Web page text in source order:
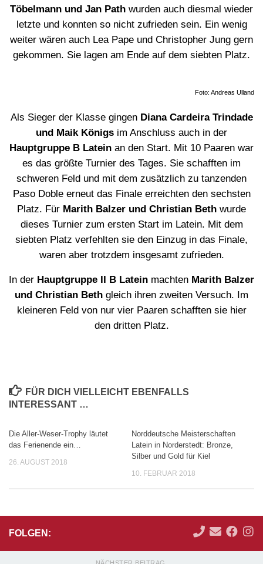
Töbelmann und Jan Path wurden auch diesmal wieder
letzte und konnten so nicht zufrieden sein. Ein wenig
weiter wären auch Lea Pape und Christopher Jung gern
gekommen. Sie lagen am Ende auf dem siebten Platz.
Foto: Andreas Ulland
Als Sieger der Klasse gingen Diana Cardeira Trindade
und Maik Königs im Anschluss auch in der
Hauptgruppe B Latein an den Start. Mit 10 Paaren war
es das größte Turnier des Tages. Sie schafften im
schweren Feld und mit dem zusätzlich zu tanzenden
Paso Doble erneut das Finale erreichten den sechsten
Platz. Für Marith Balzer und Christian Beth wurde
dieses Turnier zum ersten Start im Latein. Mit dem
siebten Platz verfehlten sie den Einzug in das Finale,
waren aber trotzdem insgesamt zufrieden.
In der Hauptgruppe II B Latein machten Marith Balzer
und Christian Beth gleich ihren zweiten Versuch. Im
kleineren Feld von nur vier Paaren schafften sie hier
den dritten Platz.
FÜR DICH VIELLEICHT EBENFALLS
INTERESSANT …
Die Aller-Weser-Trophy läutet
das Ferienende ein…
26. AUGUST 2018
Norddeutsche Meisterschaften
Latein in Norderstedt: Bronze,
Silber und Gold für Kiel
10. FEBRUAR 2018
FOLGEN: